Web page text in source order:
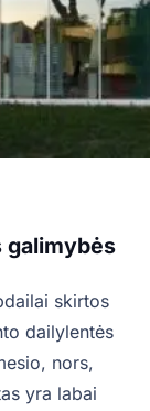
galimybės
skirtos
dailylentės
nors,
yra labai